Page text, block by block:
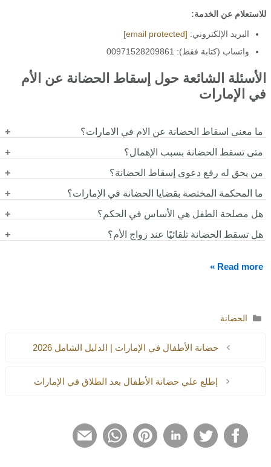
للاستعلام عن الخدمة:
البريد الإلكتروني: [email protected]
واتساب (كتابة فقط): 00971528209861
الأسئلة الشائعة حول إسقاط الحضانة عن الأم
في الإمارات
ما معنى اسقاط الحضانة عن الام في الامارات؟
هو إنهاء حق الأم في حضانة الطفل بحكم قضائي بسبب وجود سبب
قانوني يؤثر على مصلحة المحضون.
متى تسقط الحضانة بسبب الإهمال؟
عند ثبوت تقصير الحاضن في الرعاية أو التعليم أو الصحة بما يضر
بالمحضون.
من يحق له رفع دعوى إسقاط الحضانة؟
يحق للأب أو من له مصلحة قانونية التقدم بالدعوى أمام المحكمة
المختصة.
ما المحكمة المختصة بقضايا الحضانة في الإمارات؟
تنظر محاكم الأحوال الشخصية في دعاوى الحضانة وإسقاطها.
هل مصلحة الطفل هي الأساس في الحكم؟
نعم، تعتمد المحكمة الإماراتية بشكل أساسي على مصلحة المحضون عند
هل تسقط الحضانة تلقائيًا عند زواج الأم؟
لا، فالمحكمة تدرس تأثير الزواج على مصلحة الطفل قبل إصدار أي
Read more »
التصنيفات
الحضانة
حضانة الأطفال في الإمارات | الدليل الشامل 2026
إطلع علي حضانة الأطفال بعد الطلاق في الإمارات